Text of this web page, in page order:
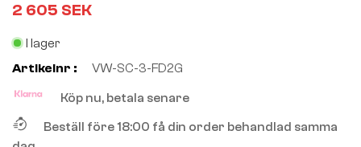
2 605 SEK
I lager
Artikelnr :
VW-SC-3-FD2G
Köp nu, betala senare
Beställ före 18:00 få din order behandlad samma